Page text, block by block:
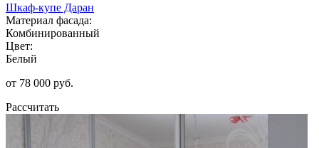
Шкаф-купе Даран
Материал фасада:
Комбинированный
Цвет:
Белый
от 78 000 руб.
Рассчитать